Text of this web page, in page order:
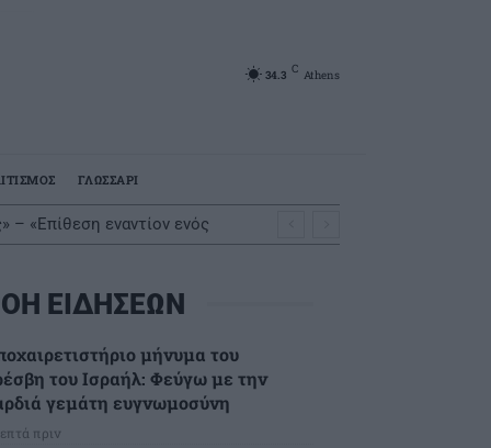
34.3 C Athens
ΓΛΩΣΣΑΡΙ
– «Επίθεση εναντίον ενός
ΕΙΔΗΣΕΩΝ
μήνυμα του
του Ισραήλ: Φεύγω με την
γεμάτη ευγνωμοσύνη
πριν